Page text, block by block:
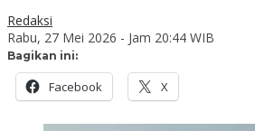
Redaksi
Rabu, 27 Mei 2026 - Jam 20:44 WIB
Bagikan ini:
Facebook X